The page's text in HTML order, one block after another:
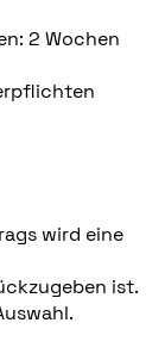
2 Wochen
wird eine
ist.